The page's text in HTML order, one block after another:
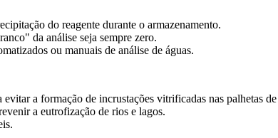
do reagente durante o armazenamento.
da análise seja sempre zero.
ou manuais de análise de águas.
a formação de incrustações vitrificadas nas palhetas de
a eutrofização de rios e lagos.